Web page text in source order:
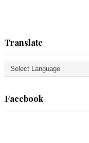
Translate
Facebook